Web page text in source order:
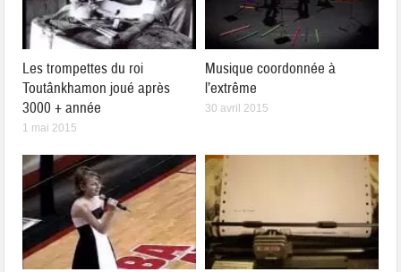
Les trompettes du roi
Toutânkhamon joué après
3000 + année
1 mai 2015
Musique coordonnée à
l’extrême
30 avril 2015